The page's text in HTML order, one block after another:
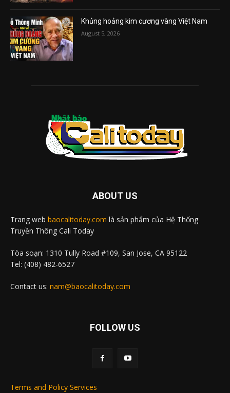
Khủng hoảng kim cương vàng Việt Nam
August 5, 2026
ABOUT US
Trang web baocalitoday.com là sản phẩm của Hệ Thống
Truyền Thông Cali Today
Tòa soạn: 1310 Tully Road #109, San Jose, CA 95122
Tel: (408) 482-6527
Contact us: nam@baocalitoday.com
FOLLOW US
Terms and Policy Services